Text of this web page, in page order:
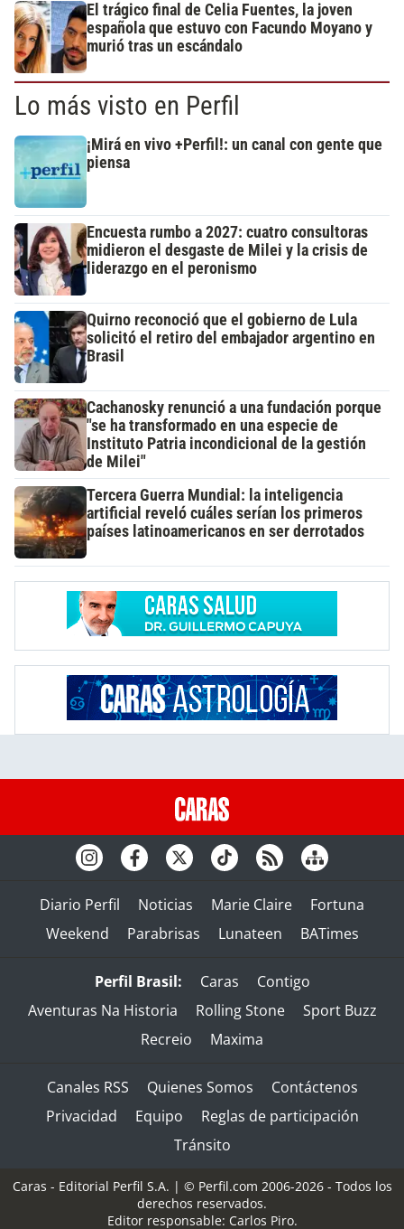
El trágico final de Celia Fuentes, la joven
española que estuvo con Facundo Moyano y
murió tras un escándalo
Lo más visto en Perfil
¡Mirá en vivo +Perfil!: un canal con gente que
piensa
Encuesta rumbo a 2027: cuatro consultoras
midieron el desgaste de Milei y la crisis de
liderazgo en el peronismo
Quirno reconoció que el gobierno de Lula
solicitó el retiro del embajador argentino en
Brasil
Cachanosky renunció a una fundación porque
"se ha transformado en una especie de
Instituto Patria incondicional de la gestión
de Milei"
Tercera Guerra Mundial: la inteligencia
artificial reveló cuáles serían los primeros
países latinoamericanos en ser derrotados
Diario Perfil Noticias Marie Claire
Fortuna
Weekend
Parabrisas Lunateen BATimes
Perfil Brasil: Caras
Contigo
Aventuras Na Historia
Rolling Stone
Sport Buzz
Recreio
Maxima
Canales RSS Quienes Somos
Contáctenos
Privacidad
Equipo
Reglas de participación
Tránsito
Caras - Editorial Perfil S.A. | © Perfil.com 2006-2026 - Todos los
derechos reservados.
Editor responsable: Carlos Piro.